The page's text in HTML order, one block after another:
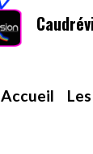
Accueil